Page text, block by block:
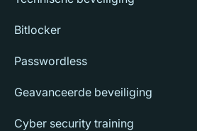
Bitlocker
Passwordless
Geavanceerde beveiliging
Cyber security training